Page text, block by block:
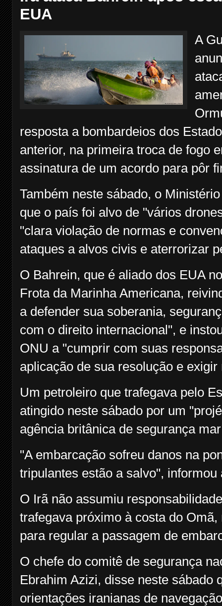
EUA
A
resposta a bombardeios dos
anterior, na primeira troca de fogo
assinatura de um acordo para pôr
Também neste sábado, o
que o país foi alvo de "vários
"clara violação de normas e
ataques a alvos civis e aterrorizar
O Bahrein, que é aliado dos EUA
Frota da Marinha Americana,
a defender sua soberania,
com o direito internacional", e
ONU a "cumprir com suas
aplicação de sua resolução e
Um petroleiro que trafegava pelo
atingido neste sábado por um
agência britânica de segurança
"A embarcação sofreu danos na
tripulantes estão a salvo",
O Irã não assumiu
trafegava próximo à costa do
para regular a passagem de
O chefe do comitê de segurança
Ebrahim Azizi, disse neste sábado
orientações iranianas de